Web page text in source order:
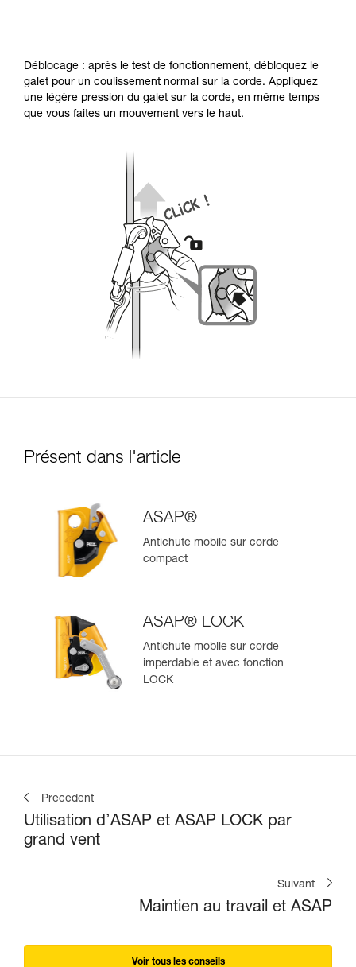
Déblocage : après le test de fonctionnement, débloquez le
galet pour un coulissement normal sur la corde. Appliquez
une légère pression du galet sur la corde, en même temps
que vous faites un mouvement vers le haut.
Présent dans l'article
ASAP®
Antichute mobile sur corde
compact
ASAP® LOCK
Antichute mobile sur corde
imperdable et avec fonction
LOCK
Précédent
Utilisation d’ASAP et ASAP LOCK par
grand vent
Suivant
Maintien au travail et ASAP
Voir tous les conseils